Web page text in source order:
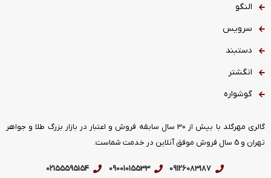
النگو
سرویس
دستبند
انگشتر
گوشواره
گالری مهرگلد با بیش از 30 سال سابقه فروش و اعتبار در بازار بزرگ طلا و جواهر
تهران و 5 سال فروش موفق آنلاین در خدمت شماست.
09126083187
09001015533
02155595154